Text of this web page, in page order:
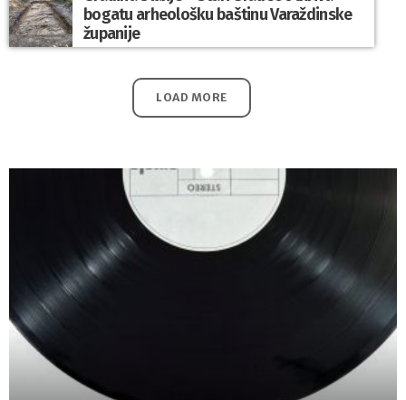
bogatu arheološku baštinu Varaždinske
županije
LOAD MORE